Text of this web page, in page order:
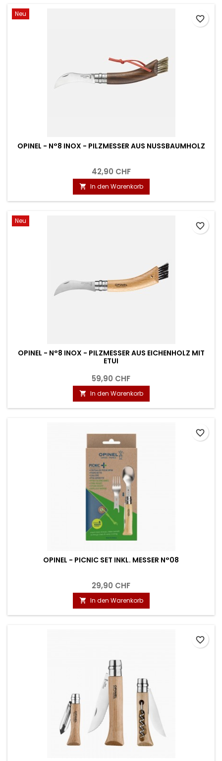
Neu
OPINEL - N°8 INOX - PILZMESSER AUS NUSSBAUMHOLZ
42,90 CHF
 In den Warenkorb
favorite_border
Neu
OPINEL - N°8 INOX - PILZMESSER AUS EICHENHOLZ MIT
ETUI
59,90 CHF
 In den Warenkorb
favorite_border
OPINEL - PICNIC SET INKL. MESSER N°08
29,90 CHF
 In den Warenkorb
favorite_border
favorite_border